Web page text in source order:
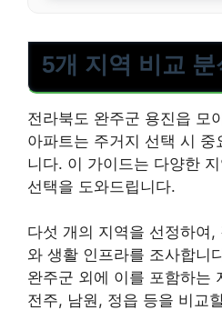
5개 지역 비교 분
전라북도 완주군 용진읍 모
아파트는 주거지 선택 시
니다. 이 가이드는 다양한
선택을 도와드립니다.
다섯 개의 지역을 선정하여,
와 생활 인프라를 조사합니
완주군 외에 이를 포함하는
전주, 남원, 정읍 등을 비교